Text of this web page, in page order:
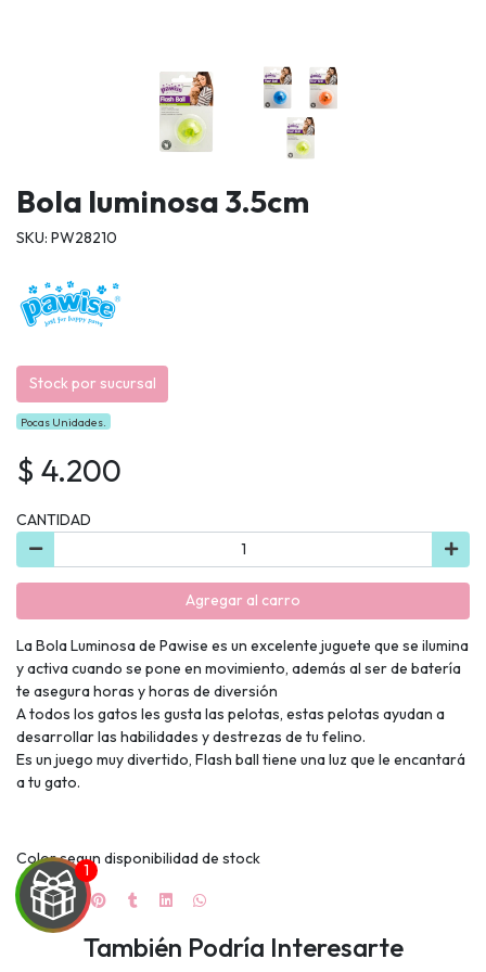
Bola luminosa 3.5cm
SKU: PW28210
Stock por sucursal
Pocas Unidades.
$ 4.200
CANTIDAD
Agregar al carro
La Bola Luminosa de Pawise es un excelente juguete que se ilumina
y activa cuando se pone en movimiento, además al ser de batería
te asegura horas y horas de diversión
A todos los gatos les gusta las pelotas, estas pelotas ayudan a
desarrollar las habilidades y destrezas de tu felino.
Es un juego muy divertido, Flash ball tiene una luz que le encantará
a tu gato.
Color segun disponibilidad de stock
También Podría Interesarte